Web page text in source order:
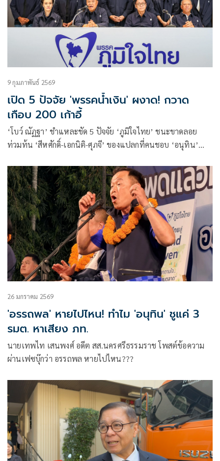
9 กุมภาพันธ์ 2569
เปิด 5 ปัจจัย 'พรรคน้ำเงิน' ผงาด! กวาด
เกือบ 200 เก้าอี้
‘โบว์ ณัฏฐา’ ชำแหละชัด 5 ปัจจัย ‘ภูมิใจไทย’ ชนะขาดลอย
ท่วมท้น ‘สีหศักดิ์-เอกนิติ-ศุภจี’ ของแปลกที่คนชอบ ‘อนุทิน’
การเมือง
26 มกราคม 2569
'อรรถพล' หายไปไหน! ทำไม 'อนุทิน' ชูแค่ 3
รมต. หาเสียง ภท.
นายเทพไท เสนพงศ์ อดีต สส.นครศรีธรรมราช โพสต์ข้อความ
ผ่านเฟซบุ๊กว่า อรรถพล หายไปไหน???